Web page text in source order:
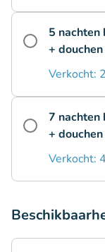
5 nachten
+
Verkocht: 2
7 nachten
+
Verkocht: 4